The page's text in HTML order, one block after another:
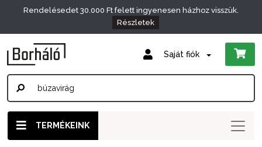
Rendelésedet 30.000 Ft felett ingyenesen házhoz visszük.
Részletek
Saját fiók
TERMÉKEINK